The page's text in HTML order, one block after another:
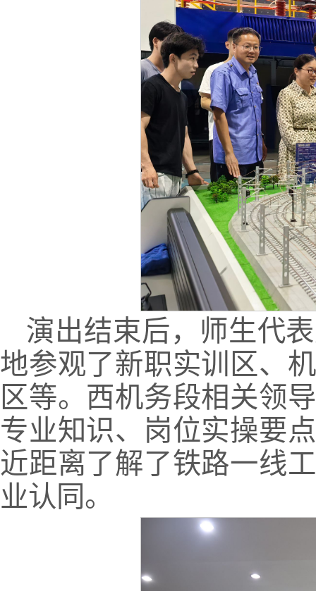
演出结束后，师生代
地参观了新职实训区、
区等。西机务段相关领
专业知识、岗位实操要
近距离了解了铁路一线
业认同。